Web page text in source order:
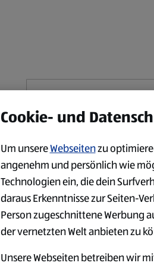
Diese Publikation
https://www.aldi-sued.de/
Fortfahren zum Link
Cookie- und
Um unsereWebseitenzu
angenehm und persönlich wie
Technologien ein, die dein
daraus Erkenntnisse zur Seiten-
Person zugeschnittene Werbung
der vernetzten Welt anbieten zu
Unsere Webseiten betreiben wir